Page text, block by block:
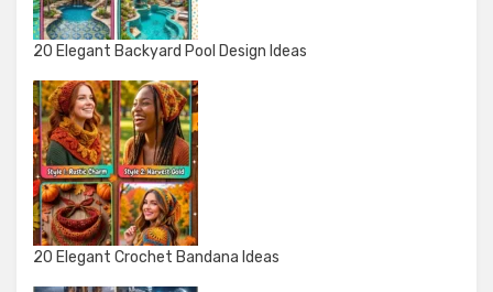
20 Elegant Backyard Pool Design Ideas
20 Elegant Crochet Bandana Ideas